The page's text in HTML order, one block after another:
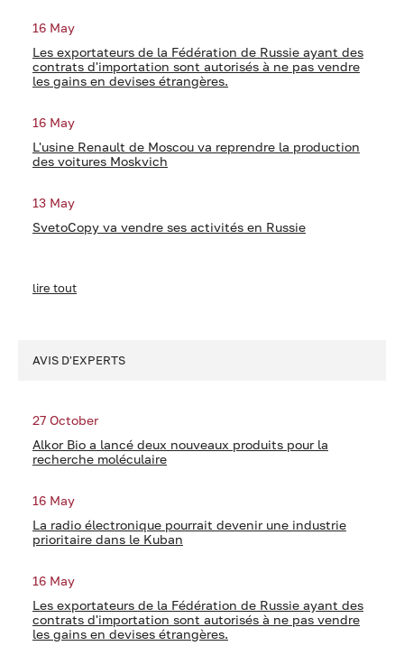
16 May
Les exportateurs de la Fédération de Russie ayant des
contrats d'importation sont autorisés à ne pas vendre
les gains en devises étrangères.
16 May
L'usine Renault de Moscou va reprendre la production
des voitures Moskvich
13 May
SvetoCopy va vendre ses activités en Russie
lire tout
AVIS D'EXPERTS
27 October
Alkor Bio a lancé deux nouveaux produits pour la
recherche moléculaire
16 May
La radio électronique pourrait devenir une industrie
prioritaire dans le Kuban
16 May
Les exportateurs de la Fédération de Russie ayant des
contrats d'importation sont autorisés à ne pas vendre
les gains en devises étrangères.